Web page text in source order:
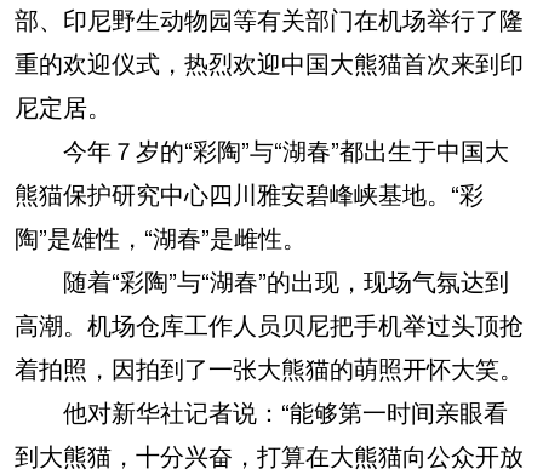
部、印尼野生动物园等有关部门在机场举行了隆
重的欢迎仪式，热烈欢迎中国大熊猫首次来到印
尼定居。
今年７岁的“彩陶”与“湖春”都出生于中国大
熊猫保护研究中心四川雅安碧峰峡基地。“彩
陶”是雄性，“湖春”是雌性。
随着“彩陶”与“湖春”的出现，现场气氛达到
高潮。机场仓库工作人员贝尼把手机举过头顶抢
着拍照，因拍到了一张大熊猫的萌照开怀大笑。
他对新华社记者说：“能够第一时间亲眼看
到大熊猫，十分兴奋，打算在大熊猫向公众开放